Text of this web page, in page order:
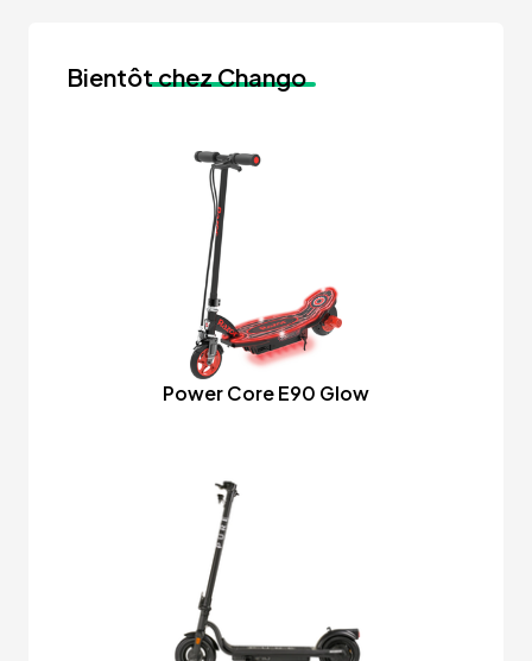
Bientôtchez Chango
Power Core E90 Glow